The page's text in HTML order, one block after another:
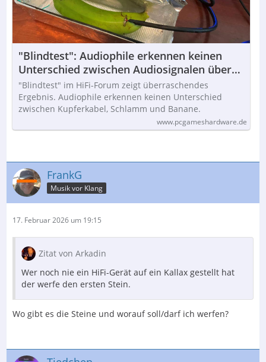
"Blindtest": Audiophile erkennen keinen
Unterschied zwischen Audiosignalen über
Kupferdraht, Banane oder nassen Schlamm
"Blindtest" im HiFi-Forum zeigt überraschendes
Ergebnis. Audiophile erkennen keinen Unterschied
zwischen Kupferkabel, Schlamm und Banane.
www.pcgameshardware.de
FrankG
Musik vor Klang
17. Februar 2026 um 19:15
Zitat von Arkadin
Wer noch nie ein HiFi-Gerät auf ein Kallax gestellt hat
der werfe den ersten Stein.
Wo gibt es die Steine und worauf soll/darf ich werfen?